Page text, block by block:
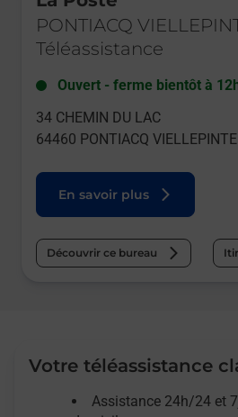
PONTIACQ
Téléassistance
Ouvert - ferme bientôt à
34 CHEMIN DU LAC
64460 PONTIACQ VIELLEPINTE
En savoir plus
Découvrir ce bureau
Votre téléassistance
Assistance 24h/24 et